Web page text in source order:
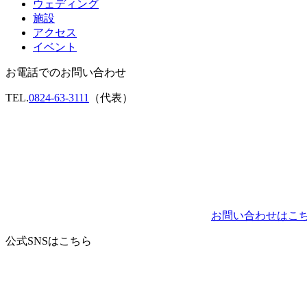
ウェディング
施設
アクセス
イベント
お電話でのお問い合わせ
TEL.0824-63-3111 （代表）
お問い合わせはこ
公式SNSはこちら